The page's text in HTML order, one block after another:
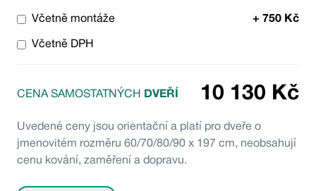
Včetně montáže + 750 Kč
Včetně DPH
CENA SAMOSTATNÝCH DVEŘÍ 10 130 Kč
Uvedené ceny jsou orientační a platí pro dveře o
jmenovitém rozměru 60/70/80/90 x 197 cm, neobsahují
cenu kování, zaměření a dopravu.